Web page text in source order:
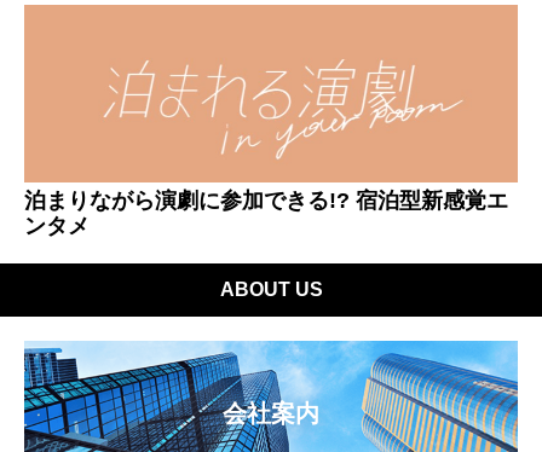
泊まりながら演劇に参加できる!? 宿泊型新感覚エ
ンタメ
ABOUT US
会社案内